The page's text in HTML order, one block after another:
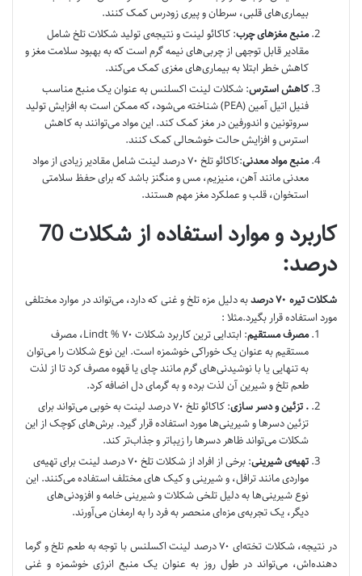
بیماری‌های قلبی، سرطان و پیری زودرس کمک کنند.
منبع مغزهای چرب: کاکائو لینت و نتیجه‌ی تولید شکلات تلخ شامل
مقادیر قابل توجهی از چربی‌های نیمه گرم است که به بهبود سلامت مغز و
کاهش خطر ابتلا به بیماری‌های مغزی کمک می‌کند.
کاهش استرس: شکلات لینت اکسلنس به عنوان یک منبع مناسب
فنیل اتیل آمین (PEA) شناخته می‌شود، که ممکن است به افزایش تولید
سروتونین و اندورفین در مغز کمک کند. این مواد می‌توانند به کاهش
استرس و افزایش حالت خوشحالی کمک کنند.
منبع مواد معدنی
:کاکائو تلخ ۷۰ درصد لینت شامل مقادیر زیادی از مواد
معدنی مانند آهن، منیزیم، مس و منگنز باشد که برای حفظ سلامتی
استخوان، قلب و عملکرد مغز مهم هستند.
کاربرد و موارد استفاده از شکلات 70
درصد:
شکلات تیره ۷۰درصدبه دلیل مزه تلخ و غنی که دارد، می‌تواند در موارد مختلفی
مورد استفاده قرار بگیرد.مثلا :
مصرف مستقیم
: ابتدایی ترین کاربرد شکلات ۷۰ % Lindt، مصرف
مستقیم به عنوان یک خوراکی خوشمزه است. این نوع شکلات را می‌توان
به تنهایی یا با نوشیدنی‌های گرم مانند چای یا قهوه مصرف کرد تا از لذت
طعم تلخ و شیرین آن لذت برده و به گرمای دل اضافه کرد.
. تزئین و دسر سازی
: کاکائو تلخ ۷۰ درصد لینت به خوبی می‌تواند برای
تزئین دسرها و شیرینی‌ها مورد استفاده قرار گیرد. برش‌های کوچک از این
شکلات می‌تواند ظاهر دسرها را زیباتر و جذاب‌تر کند.
تهیه‌ی شیرینی‌
: برخی از افراد از شکلات تلخ ۷۰ درصد لینت برای تهیه‌ی
مواردی مانند ترافل، و شیرینی‌ و کیک های مختلف استفاده می‌کنند. این
نوع شیرینی‌ها به دلیل تلخی شکلات و شیرینی خامه و افزودنی‌های
دیگر، یک تجربه‌ی مزه‌ای منحصر به فرد را به ارمغان می‌آورند.
در نتیجه، شکلات تخته‌ای ۷۰ درصد لینت اکسلنس با توجه به طعم تلخ و گرما
دهنده‌اش، می‌تواند در طول روز به عنوان یک منبع انرژی خوشمزه و غنی